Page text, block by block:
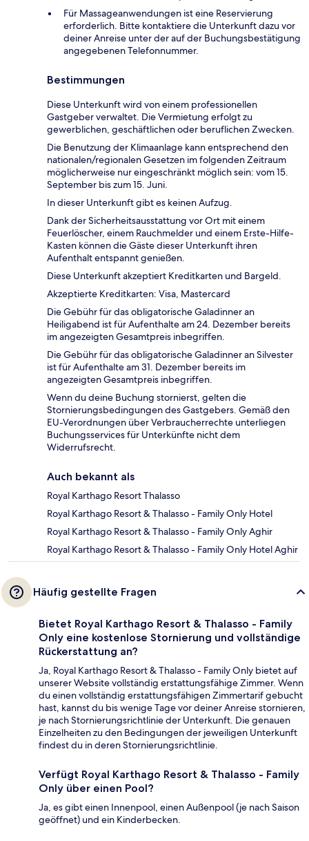
Für Massageanwendungen ist eine Reservierung
erforderlich. Bitte kontaktiere die Unterkunft dazu vor
deiner Anreise unter der auf der Buchungsbestätigung
angegebenen Telefonnummer.
Bestimmungen
Diese Unterkunft wird von einem professionellen
Gastgeber verwaltet. Die Vermietung erfolgt zu
gewerblichen, geschäftlichen oder beruflichen Zwecken.
Die Benutzung der Klimaanlage kann entsprechend den
nationalen/regionalen Gesetzen im folgenden Zeitraum
möglicherweise nur eingeschränkt möglich sein: vom 15.
September bis zum 15. Juni.
In dieser Unterkunft gibt es keinen Aufzug.
Dank der Sicherheitsausstattung vor Ort mit einem
Feuerlöscher, einem Rauchmelder und einem Erste-Hilfe-
Kasten können die Gäste dieser Unterkunft ihren
Aufenthalt entspannt genießen.
Diese Unterkunft akzeptiert Kreditkarten und Bargeld.
Akzeptierte Kreditkarten: Visa, Mastercard
Die Gebühr für das obligatorische Galadinner an
Heiligabend ist für Aufenthalte am 24. Dezember bereits
im angezeigten Gesamtpreis inbegriffen.
Die Gebühr für das obligatorische Galadinner an Silvester
ist für Aufenthalte am 31. Dezember bereits im
angezeigten Gesamtpreis inbegriffen.
Wenn du deine Buchung stornierst, gelten die
Stornierungsbedingungen des Gastgebers. Gemäß den
EU-Verordnungen über Verbraucherrechte unterliegen
Buchungsservices für Unterkünfte nicht dem
Widerrufsrecht.
Auch bekannt als
Royal Karthago Resort Thalasso
Royal Karthago Resort & Thalasso - Family Only Hotel
Royal Karthago Resort & Thalasso - Family Only Aghir
Royal Karthago Resort & Thalasso - Family Only Hotel Aghir
Häufig gestellte Fragen
Bietet Royal Karthago Resort & Thalasso - Family
Only eine kostenlose Stornierung und vollständige
Rückerstattung an?
Ja, Royal Karthago Resort & Thalasso - Family Only bietet auf
unserer Website vollständig erstattungsfähige Zimmer. Wenn
du einen vollständig erstattungsfähigen Zimmertarif gebucht
hast, kannst du bis wenige Tage vor deiner Anreise stornieren,
je nach Stornierungsrichtlinie der Unterkunft. Die genauen
Einzelheiten zu den Bedingungen der jeweiligen Unterkunft
findest du in deren Stornierungsrichtlinie.
Verfügt Royal Karthago Resort & Thalasso - Family
Only über einen Pool?
Ja, es gibt einen Innenpool, einen Außenpool (je nach Saison
geöffnet) und ein Kinderbecken.